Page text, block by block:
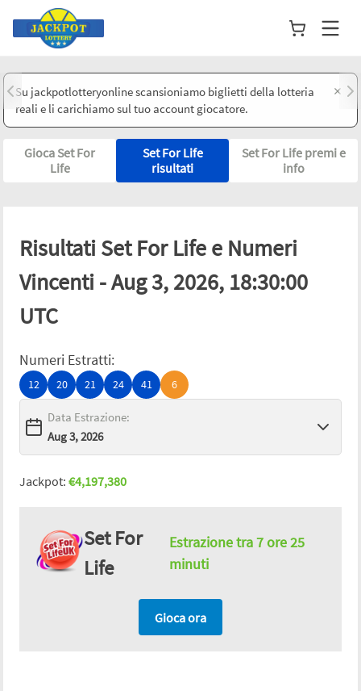
Su jackpotlotteryonline scansioniamo biglietti della lotteria
reali e li carichiamo sul tuo account giocatore.
×
Gioca Set For
Life
Set For Life
risultati
Set For Life premi e
info
Risultati Set For Life e Numeri
Vincenti - Aug 3, 2026, 18:30:00
UTC
Numeri Estratti:
12 20 21 24 41 6
Data Estrazione:
Jackpot: €4,197,380
Set For
Life
Estrazione tra7 ore 25
minuti
Gioca ora